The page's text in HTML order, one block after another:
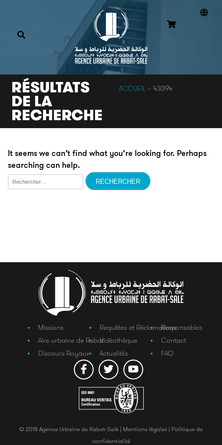
RÉSULTATS
DE LA
RECHERCHE
ACCUEIL » 43394
It seems we can’t find what you’re looking for. Perhaps
searching can help.
Rechercher :
Missions
Aire urbaine de Rabat
Discours Royaux
Requêtes et Réclamations
Vidéothèque
Actualités
Responsables
Contact
FAQ
© 2018 Agence Urbaine de Rabat-Salé | Mentions légales | Politique de
confidentialité